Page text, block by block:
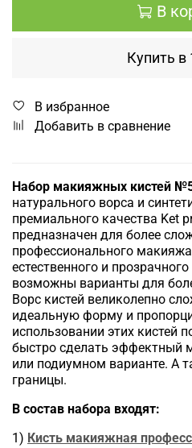
В
Купить в
В избранное
Добавить в сравнение
Набор макияжных кистей
натурального ворса и
премиального качества Ket
предназначен для более
профессионального
естественного и
возможны варианты для
Ворс кистей великолепно
идеальную форму и
использовании этих кистей
быстро сделать эффектный
или подиумном варианте. А
границы.
В состав набора входят:
1) Кисть макияжная